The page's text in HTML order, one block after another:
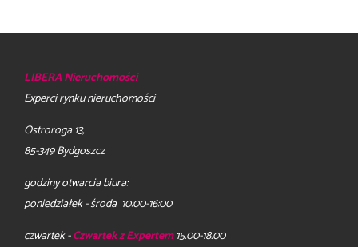
LIBERA Nieruchomości
Experci rynku nieruchomości
Ostroroga 13,
85-349 Bydgoszcz
godziny otwarcia biura:
poniedziałek - środa 10:00-16:00
czwartek -Czwartek z Expertem15.00-18.00